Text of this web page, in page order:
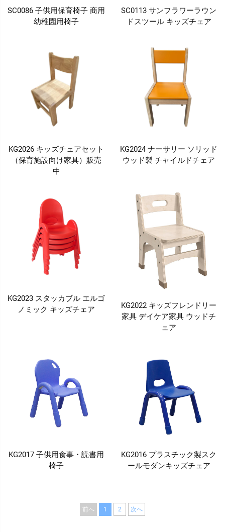
SC0086 子供用保育椅子 商用
幼稚園用椅子
SC0113 サンフラワーラウン
ドスツール キッズチェア
KG2026 キッズチェアセット
（保育施設向け家具）販売
中
KG2024 ナーサリー ソリッド
ウッド製 チャイルドチェア
KG2023 スタッカブル エルゴ
ノミック キッズチェア
KG2022 キッズフレンドリー
家具 デイケア家具 ウッドチ
ェア
KG2017 子供用食事・読書用
椅子
KG2016 プラスチック製スク
ールモダンキッズチェア
前へ 1 2 次へ